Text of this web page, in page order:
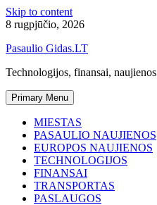
Skip to content
8 rugpjūčio, 2026
Pasaulio Gidas.LT
Technologijos, finansai, naujienos
Primary Menu
MIESTAS
PASAULIO NAUJIENOS
EUROPOS NAUJIENOS
TECHNOLOGIJOS
FINANSAI
TRANSPORTAS
PASLAUGOS